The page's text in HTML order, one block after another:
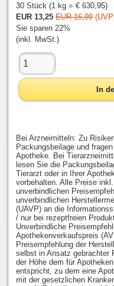
30 Stück (1 kg = € 630,95)
EUR 13,25 EUR 16,99
Sie sparen 22%
(inkl. MwSt.)
In
Bei Arzneimitteln: Zu
Packungsbeilage und
Apotheke. Bei
lesen Sie die
Tierarzt oder in Ihrer
vorbehalten. Alle Preise
unverbindlichen
unverbindlichen
(UAVP) an die
/ nur bei rezeptfreien
Unverbindliche
Apothekenverkaufspreis
Preisempfehlung der
selbst in Ansatz gebrachter
der Höhe dem für
entspricht, zu dem eine
mit der gesetzlichen